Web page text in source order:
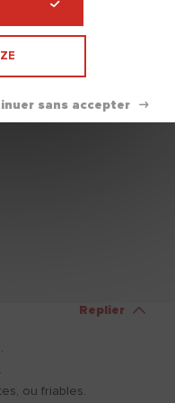
Replier
Replier
ou friables.